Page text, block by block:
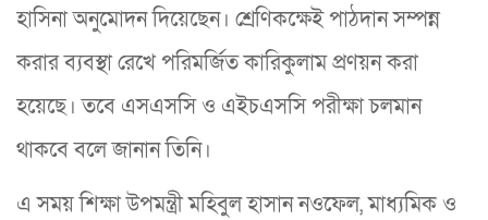
হাসিনা অনুমোদন দিয়েছেন। শ্রেণিকক্ষেই পাঠদান সম্পন্ন
করার ব্যবস্থা রেখে পরিমর্জিত কারিকুলাম প্রণয়ন করা
হয়েছে। তবে এসএসসি ও এইচএসসি পরীক্ষা চলমান
থাকবে বলে জানান তিনি।
এ সময় শিক্ষা উপমন্ত্রী মহিবুল হাসান নওফেল, মাধ্যমিক ও